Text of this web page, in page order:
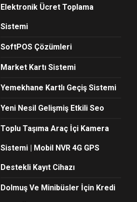
Elektronik Ücret Toplama
Sistemi
SoftPOS Çözümleri
Market Kartı Sistemi
Yemekhane Kartlı Geçiş Sistemi
Yeni Nesil Gelişmiş Etkili Seo
Toplu Taşıma Araç İçi Kamera
Sistemi | Mobil NVR 4G GPS
Destekli Kayıt Cihazı
Dolmuş Ve Minibüsler İçin Kredi